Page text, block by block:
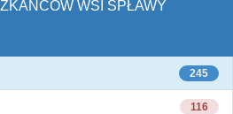
WSI SPŁAWY
245
116